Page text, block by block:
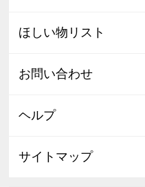
ほしい物リスト
お問い合わせ
ヘルプ
サイトマップ